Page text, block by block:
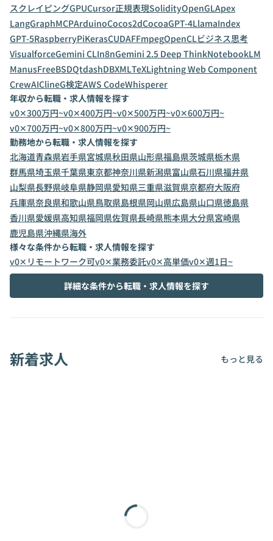
スクレイピングGPUCursor正規表現SolidityOpenGLApex
LangGraphMCPArduinoCocos2dCocoaGPT-4LlamaIndex
GPT-5RaspberryPiKerasCUDAFFmpegOpenCLビジネス思考
VisualforceGemini CLIn8nGemini 2.5 Deep ThinkNotebookLM
ManusFreeBSDQtdashDBXMLTeXLightning Web Component
CrewAIClineG検定AWS CodeWhisperer
年収から転職・求人情報を探す
v0✕300万円~v0✕400万円~v0✕500万円~v0✕600万円~
v0✕700万円~v0✕800万円~v0✕900万円~
勤務地から転職・求人情報を探す
北海道青森県岩手県宮城県秋田県山形県福島県茨城県栃木県
群馬県埼玉県千葉県東京都神奈川県新潟県富山県石川県福井県
山梨県長野県岐阜県静岡県愛知県三重県滋賀県京都府大阪府
兵庫県奈良県和歌山県鳥取県島根県岡山県広島県山口県徳島県
香川県愛媛県高知県福岡県佐賀県長崎県熊本県大分県宮崎県
鹿児島県沖縄県海外
様々な条件から転職・求人情報を探す
v0✕リモートワーク可v0✕業務委託v0✕高単価v0✕週1日~
詳細な条件から転職・求人情報を探す
新着求人 もっと見る